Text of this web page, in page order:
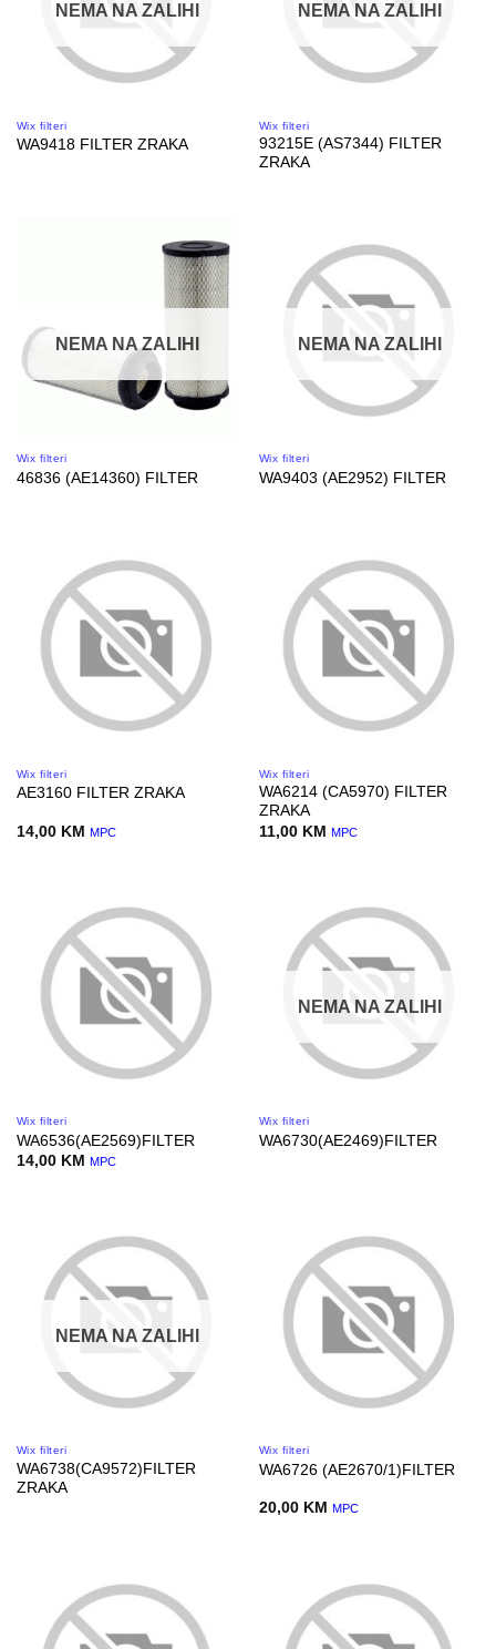
NEMA NA ZALIHI
Wix filteri
WA9418 FILTER ZRAKA
NEMA NA ZALIHI
Wix filteri
93215E (AS7344) FILTER
ZRAKA
NEMA NA ZALIHI
Wix filteri
46836 (AE14360) FILTER
NEMA NA ZALIHI
Wix filteri
WA9403 (AE2952) FILTER
Wix filteri
AE3160 FILTER ZRAKA
14,00 KM MPC
Wix filteri
WA6214 (CA5970) FILTER
ZRAKA
11,00 KM MPC
Wix filteri
WA6536(AE2569)FILTER
14,00 KM MPC
NEMA NA ZALIHI
Wix filteri
WA6730(AE2469)FILTER
NEMA NA ZALIHI
Wix filteri
WA6738(CA9572)FILTER
ZRAKA
Wix filteri
WA6726 (AE2670/1)FILTER
20,00 KM MPC